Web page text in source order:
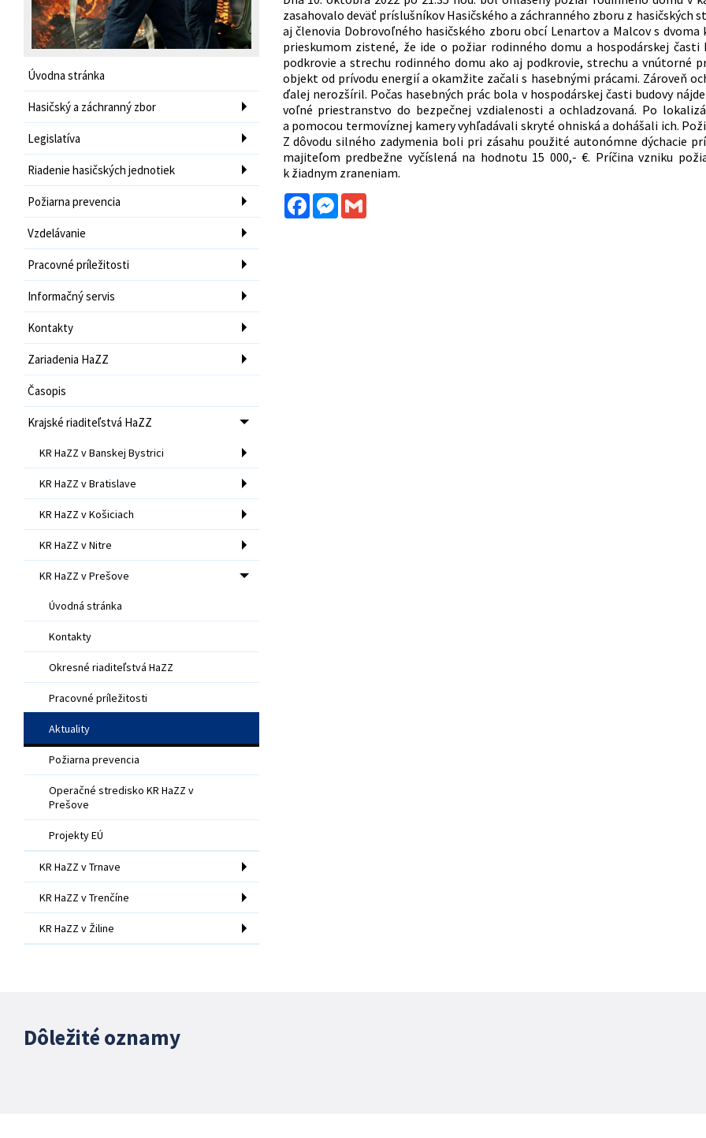
Úvodna stránka
Hasičský a záchranný zbor
Legislatíva
Riadenie hasičských jednotiek
Požiarna prevencia
Vzdelávanie
Pracovné príležitosti
Informačný servis
Kontakty
Zariadenia HaZZ
Časopis
Krajské riaditeľstvá HaZZ
KR HaZZ v Banskej Bystrici
KR HaZZ v Bratislave
KR HaZZ v Košiciach
KR HaZZ v Nitre
KR HaZZ v Prešove
Úvodná stránka
Kontakty
Okresné riaditeľstvá HaZZ
Pracovné príležitosti
Aktuality
Požiarna prevencia
Operačné stredisko KR HaZZ v
Prešove
Projekty EÚ
KR HaZZ v Trnave
KR HaZZ v Trenčíne
KR HaZZ v Žiline
zasahovalo deväť príslušníkov Hasičského a záchranného zboru z
aj členovia Dobrovoľného hasičského zboru obcí Lenartov a Malcov s
prieskumom zistené, že ide o požiar rodinného domu a hospodárskej
podkrovie a strechu rodinného domu ako aj podkrovie, strechu a vnútorné
objekt od prívodu energií a okamžite začali s hasebnými prácami. Zároveň
ďalej nerozšíril. Počas hasebných prác bola v hospodárskej časti budovy
voľné priestranstvo do bezpečnej vzdialenosti a ochladzovaná. Po
a pomocou termovíznej kamery vyhľadávali skryté ohniská a dohášali ich.
Z dôvodu silného zadymenia boli pri zásahu použité autonómne dýchacie
majiteľom predbežne vyčíslená na hodnotu 15 000,- €. Príčina vzniku
k žiadnym zraneniam.
FacebookMessenger
Gmail
Dôležité oznamy